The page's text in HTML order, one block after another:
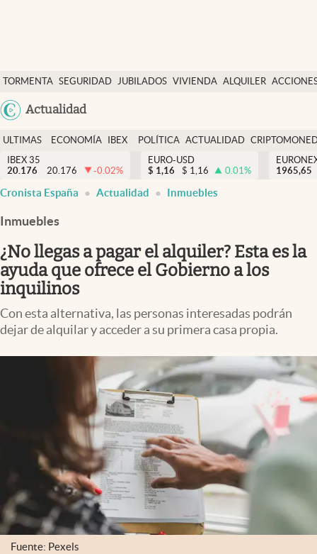
TORMENTA SEGURIDAD JUBILADOS VIVIENDA ALQUILER
USA
Actualidad
Economía y finanzas
Política
Actualidad
Criptomonedas
España
ULTIMAS
NOTICIAS
ECONOMÍA
FINANZAS
IBEX
EURO
POLÍTICA ACTUALIDAD
IBEX 35
20.176
20.176 -0.02%
EURO-USD
$ 1,16 $ 1,16 0.01%
1965,65
Cronista España Actualidad Inmuebles
Inmuebles
¿No llegas a pagar el alquiler? Esta es la
ayuda que ofrece el Gobierno a los
inquilinos
Con esta alternativa, las personas interesadas podrán
dejar de alquilar y acceder a su primera casa propia.
Fuente: Pexels